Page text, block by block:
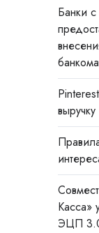
Банки с
выручку
Касса»
ЭЦП